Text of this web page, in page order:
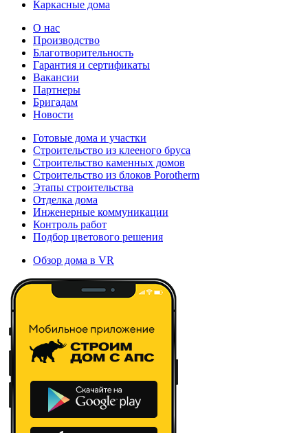
Каркасные дома
О нас
Производство
Благотворительность
Гарантия и сертификаты
Вакансии
Партнеры
Бригадам
Новости
Готовые дома и участки
Строительство из клееного бруса
Строительство каменных домов
Строительство из блоков Porotherm
Этапы строительства
Отделка дома
Инженерные коммуникации
Контроль работ
Подбор цветового решения
Обзор дома в VR